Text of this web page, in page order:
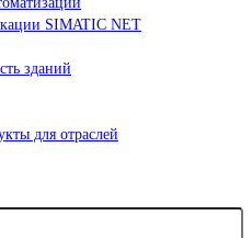
SIMATIC NET
зданий
для отраслей